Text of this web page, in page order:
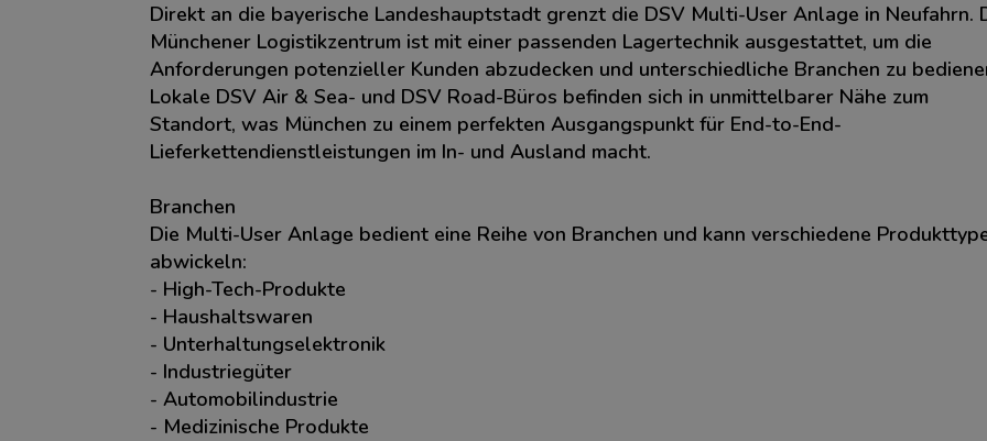
Direkt an die bayerische Landeshauptstadt grenzt die DSV Multi-User Anlage in Neufahrn.
Münchener Logistikzentrum ist mit einer passenden Lagertechnik ausgestattet, um die
Anforderungen potenzieller Kunden abzudecken und unterschiedliche Branchen zu
Lokale DSV Air & Sea- und DSV Road-Büros befinden sich in unmittelbarer Nähe zum
Standort, was München zu einem perfekten Ausgangspunkt für End-to-End-
Lieferkettendienstleistungen im In- und Ausland macht.
Branchen
Die Multi-User Anlage bedient eine Reihe von Branchen und kann verschiedene
abwickeln:
- High-Tech-Produkte
- Haushaltswaren
- Unterhaltungselektronik
- Industriegüter
- Automobilindustrie
- Medizinische Produkte